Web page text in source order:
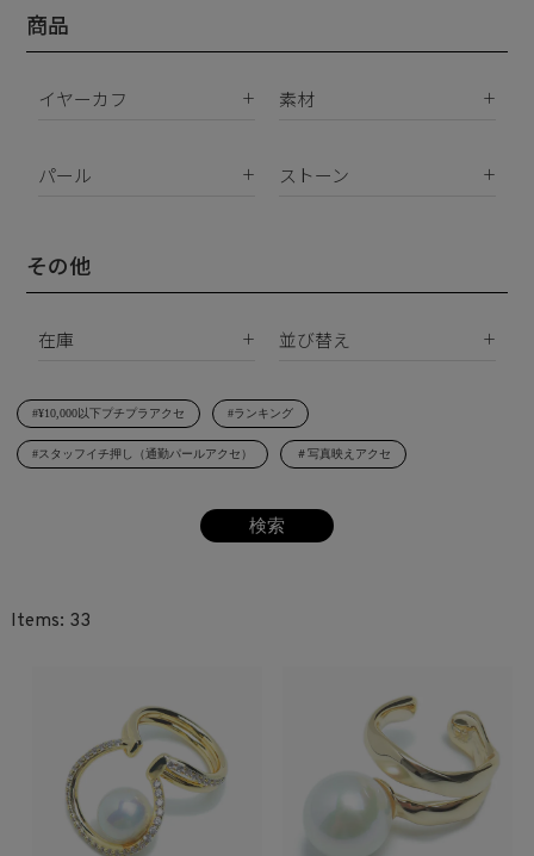
商品
イヤーカフ
イヤリング
ネックレス
リング
ヘアアクセサリー
イニシャル
素材
K10
サージカルステンレス
パール
南洋真珠
シェルパール
ストーン
ジルコニア
その他
在庫
在庫あり
受注生産
並び替え
価格が安い順
価格が高い順
レビュー順
#¥10,000以下プチプラアクセ #ランキング
#スタッフイチ押し（通勤パールアクセ） ＃写真映えアクセ
33